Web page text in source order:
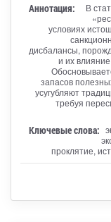
Аннотация:
В
условиях
дисбалансы,
и их
запасов
усугубляют
требуя
Ключевые слова:
проклятие,